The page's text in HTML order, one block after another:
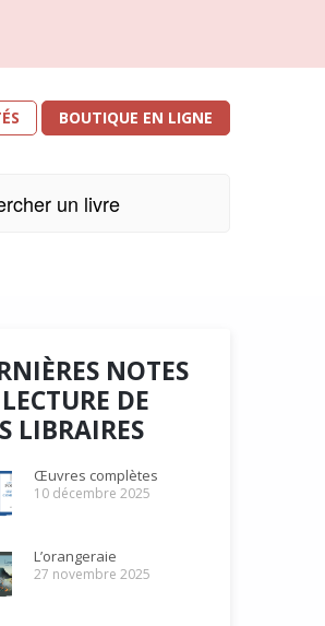
BOUTIQUE EN LIGNE
NOTES
DE
LIBRAIRES
Œuvres complètes
10 décembre 2025
L’orangeraie
27 novembre 2025